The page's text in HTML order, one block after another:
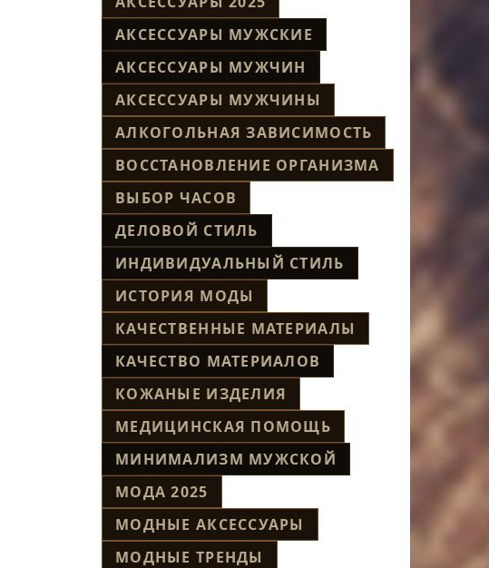
АКСЕССУАРЫ МУЖСКИЕ
АКСЕССУАРЫ МУЖЧИН
АКСЕССУАРЫ МУЖЧИНЫ
АЛКОГОЛЬНАЯ ЗАВИСИМОСТЬ
ВОССТАНОВЛЕНИЕ ОРГАНИЗМА
ВЫБОР ЧАСОВ
ДЕЛОВОЙ СТИЛЬ
ИНДИВИДУАЛЬНЫЙ СТИЛЬ
ИСТОРИЯ МОДЫ
КАЧЕСТВЕННЫЕ МАТЕРИАЛЫ
КАЧЕСТВО МАТЕРИАЛОВ
КОЖАНЫЕ ИЗДЕЛИЯ
МЕДИЦИНСКАЯ ПОМОЩЬ
МИНИМАЛИЗМ МУЖСКОЙ
МОДА 2025
МОДНЫЕ АКСЕССУАРЫ
МОДНЫЕ ТРЕНДЫ